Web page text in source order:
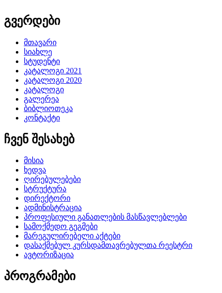
გვერდები
მთავარი
სიახლე
სტუდენტი
კატალოგი 2021
კატალოგი 2020
კატალოგი
გალერეა
ბიბლიოთეკა
კონტაქტი
ჩვენ შესახებ
მისია
ხედვა
ღირებულებები
სტრუქტურა
დირექტორი
ადმინისტრაცია
პროფესიული განათლების მასწავლებლები
სამოქმედო გეგმები
მარეგულირებელი აქტები
დასაქმებულ კურსდამთავრებულთა რეესტრი
ავტორიზაცია
პროგრამები